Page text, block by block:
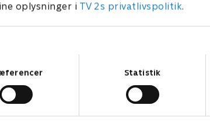
oplysninger i TV 2s privatlivspolitik.
Statistik